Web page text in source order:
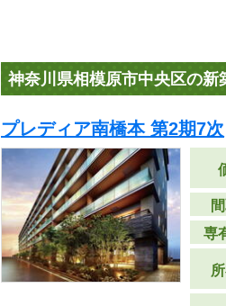
神奈川県相模原市中央区の新
プレディア南橋本 第2期7次
専